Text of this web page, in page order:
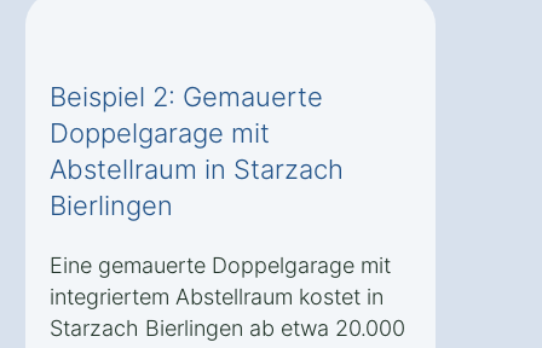
Beispiel 2: Gemauerte
Doppelgarage mit
Abstellraum in Starzach
Bierlingen
Eine gemauerte Doppelgarage mit
integriertem Abstellraum kostet in
Starzach Bierlingen ab etwa 20.000